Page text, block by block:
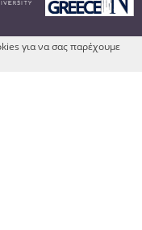
για να σας παρέχουμε